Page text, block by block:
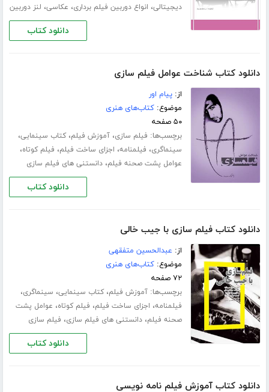
دیجیتالی، انواع دوربین فیلم برداری، عکاسی، لنز دوربین
دانلود کتاب
دانلود کتاب شناخت عوامل فیلم سازی
از:پیام اور
موضوع:کتاب‌های هنری
۵۰ صفحه
برچسب‌ها: فیلم سازی،آموزش فیلم،کتاب سینمایی،
سینماگری، فیلمنامه، اجزای ساخت فیلم، فیلم کوتاه،
عوامل پشت صحنه فیلم،دانستنی های فیلم سازی
دانلود کتاب
دانلود کتاب فیلم سازی با جیب خالی
از: عبدالحسین متفقهی
موضوع:کتاب‌های هنری
۷۲ صفحه
برچسب‌ها:آموزش فیلم،کتاب سینمایی، سینماگری،
فیلمنامه، اجزای ساخت فیلم، فیلم کوتاه، عوامل پشت
صحنه فیلم،دانستنی های فیلم سازی، فیلم سازی
دانلود کتاب
دانلود کتاب آموزش فیلم نامه نویسی